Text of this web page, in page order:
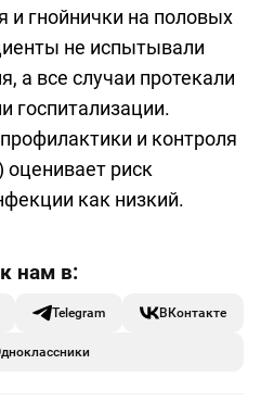
гнойнички на половых
не испытывали
а все случаи протекали
госпитализации.
и контроля
оценивает риск
как низкий.
Telegram ВКонтакте